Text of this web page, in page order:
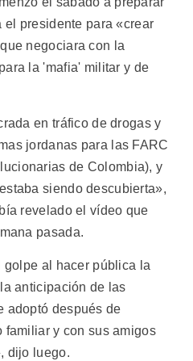
presidente para «crear
negociara con la
la 'mafia' militar y de
en tráfico de drogas y
jordanas para las FARC
de Colombia), y
siendo descubierta»,
revelado el vídeo que
pasada.
al hacer pública la
anticipación de las
adoptó después de
familiar y con sus amigos
dijo luego.